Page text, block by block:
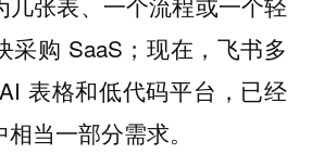
采购 SaaS；现在，飞书多
表格和低代码平台，已经
当一部分需求。